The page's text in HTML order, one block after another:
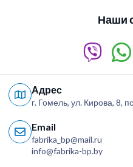
Наши
Адрес
г. Гомель, ул. Кирова, 8,
Email
fabrika_bp@mail.ru
info@fabrika-bp.by